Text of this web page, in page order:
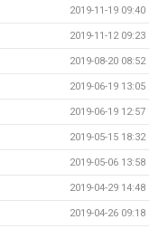
2019-11-19 09:40
2019-11-12 09:23
2019-08-20 08:52
2019-06-19 13:05
2019-06-19 12:57
2019-05-15 18:32
2019-05-06 13:58
2019-04-29 14:48
2019-04-26 09:18